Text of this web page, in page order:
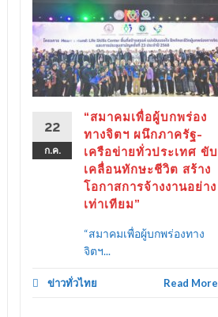
22
ก.ค.
“สมาคมเพื่อผู้บกพร่อง
ทางจิตฯ ผนึกภาครัฐ-
เครือข่ายทั่วประเทศ ขับ
เคลื่อนทักษะชีวิต สร้าง
โอกาสการจ้างงานอย่าง
เท่าเทียม”
“สมาคมเพื่อผู้บกพร่องทาง
จิตฯ...
ข่าวทั่วไทย Read More